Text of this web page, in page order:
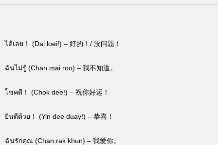
ได้เลย！ (Dai loei!) – 好的！/ 没问题！
ฉันไม่รู้ (Chan mai roo) – 我不知道。
โชคดี！ (Chok dee!) – 祝你好运！
ยินดีด้วย！ (Yin dee duay!) – 恭喜！
ฉันรักคุณ (Chan rak khun) – 我爱你。